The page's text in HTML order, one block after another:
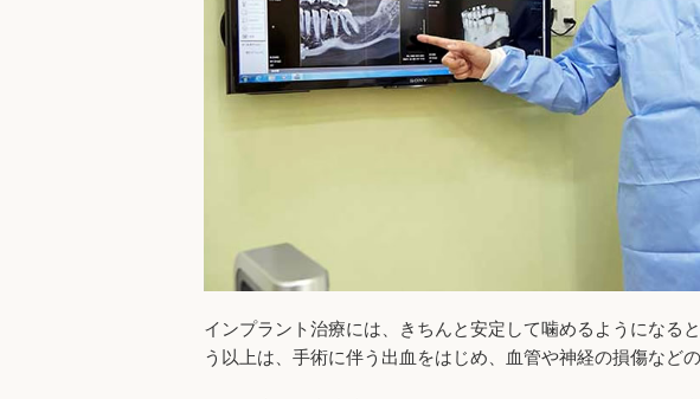
インプラント治療には、きちんと安定して噛めるようになる
う以上は、手術に伴う出血をはじめ、血管や神経の損傷など